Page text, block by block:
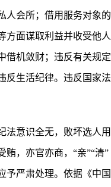
人会所；借用服务对象
方面谋取利益并收受他
机敛财；违反有关规定
反生活纪律。违反国家
法意识全无，败坏选人
，亦官亦商，“亲”“清
予严肃处理。依据《中